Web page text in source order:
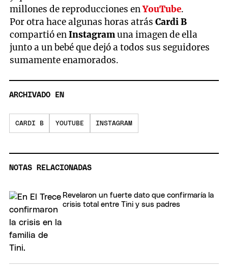
millones de reproducciones enYouTube.
Por otra hace algunas horas atrásCardi B
compartió enInstagramuna imagen de ella
junto a un bebé que dejó a todos sus seguidores
sumamente enamorados.
ARCHIVADO EN
CARDI B YOUTUBE INSTAGRAM
NOTAS RELACIONADAS
Revelaron un fuerte dato que confirmaría la
crisis total entre Tini y sus padres